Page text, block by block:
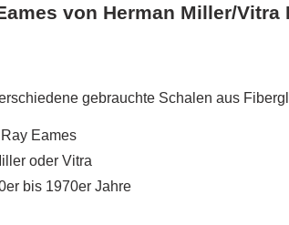
von Herman Miller/Vitra
gebrauchte Schalen aus
Eames
oder Vitra
bis 1970er Jahre